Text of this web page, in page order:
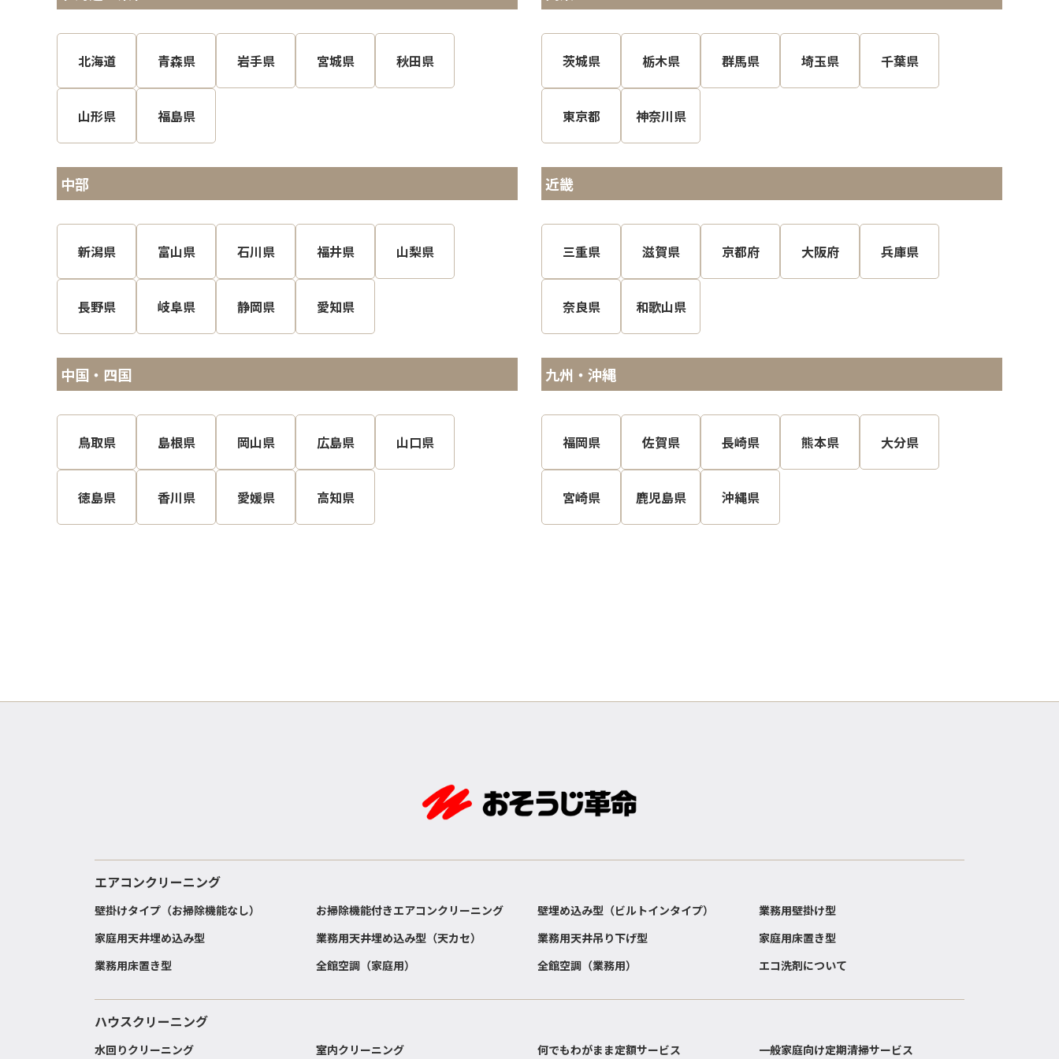
北海道 青森県 岩手県 宮城県 秋田県
山形県 福島県
茨城県 栃木県 群馬県 埼玉県 千葉県
東京都 神奈川県
中部
新潟県 富山県 石川県 福井県 山梨県
長野県 岐阜県 静岡県 愛知県
近畿
三重県 滋賀県 京都府 大阪府 兵庫県
奈良県 和歌山県
中国・四国
鳥取県 島根県 岡山県 広島県 山口県
徳島県 香川県 愛媛県 高知県
九州・沖縄
福岡県 佐賀県 長崎県 熊本県 大分県
宮崎県 鹿児島県 沖縄県
エアコンクリーニング
壁掛けタイプ（お掃除機能なし） お掃除機能付きエアコンクリーニング 壁埋め込み型（ビルトインタイプ）
業務用壁掛け型
家庭用天井埋め込み型
業務用天井埋め込み型（天カセ） 業務用天井吊り下げ型
家庭用床置き型
業務用床置き型
全館空調（家庭用） 全館空調（業務用） エコ洗剤について
ハウスクリーニング
水回りクリーニング
室内クリーニング
何でもわがまま定額サービス 一般家庭向け定期清掃サービス